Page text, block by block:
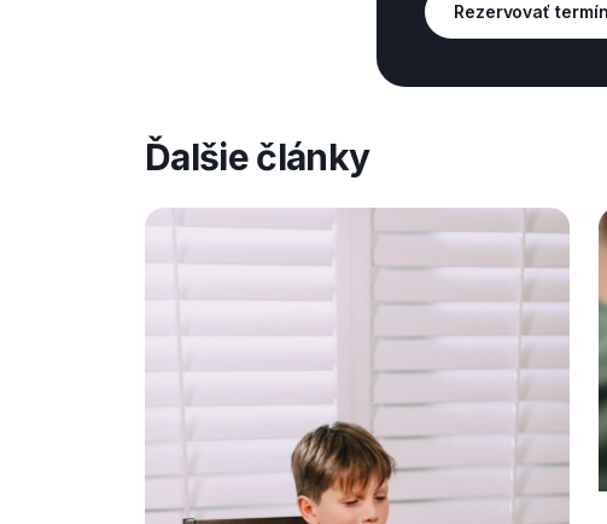
Rezervovať termín
Ďalšie články